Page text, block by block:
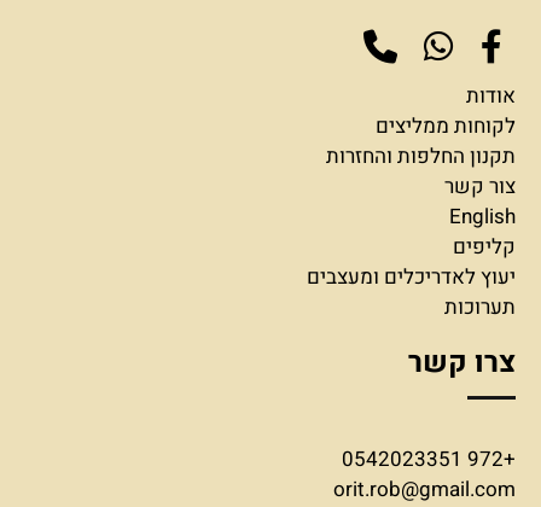
אודות
לקוחות ממליצים
תקנון החלפות והחזרות
צור קשר
English
קליפים
יעוץ לאדריכלים ומעצבים
תערוכות
צרו קשר
+972 0542023351
orit.rob@gmail.com